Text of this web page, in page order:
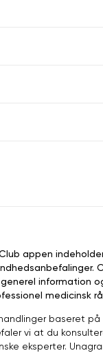
appen
information
medicinsk
baseret på
vi at du
eksperter.